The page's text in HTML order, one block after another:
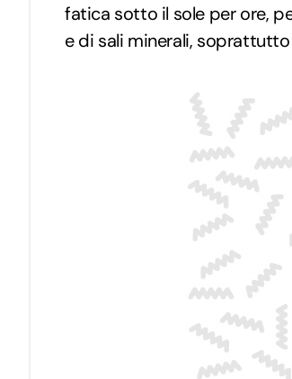
fatica sotto il sole per ore,
e di sali minerali,